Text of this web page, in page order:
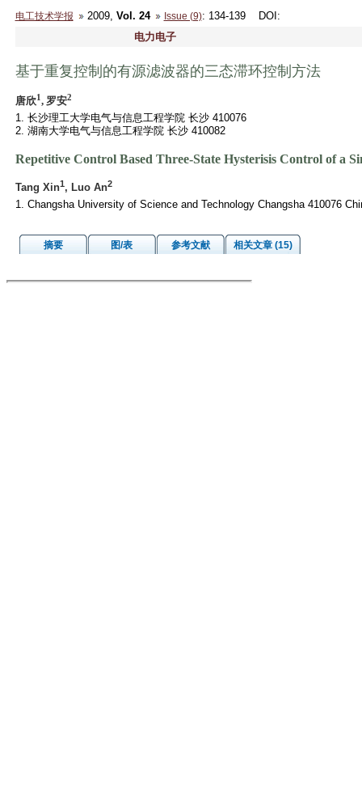
电工技术学报 2009, Vol. 24 Issue (9): 134-139 DOI :
电力电子
基于重复控制的有源滤波器的三态滞环控制方法
唐欣1, 罗安2
1. 长沙理工大学电气与信息工程学院 长沙 410076
2. 湖南大学电气与信息工程学院 长沙 410082
Repetitive Control Based Three-State Hysterisis Control of a
Tang Xin1, Luo An2
1. Changsha University of Science and Technology Changsha 410076
摘要 图/表 参考文献 相关文章 (15)